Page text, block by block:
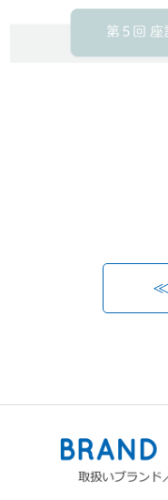
≪